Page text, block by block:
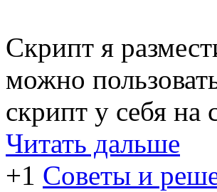
Скрипт я
можно
скрипт у себя
Читать дальше
+1 Советы и